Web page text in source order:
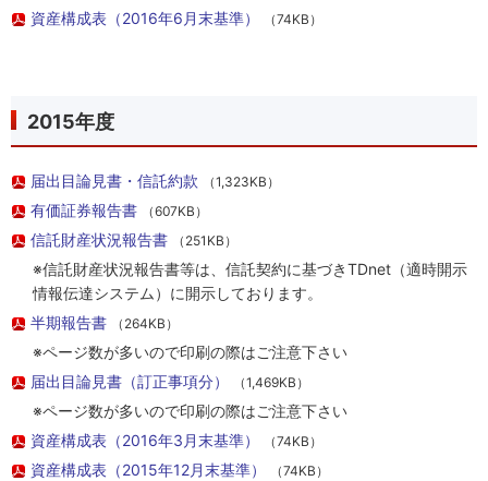
資産構成表（2016年6月末基準） （74KB）
2015年度
届出目論見書・信託約款 （1,323KB）
有価証券報告書 （607KB）
信託財産状況報告書 （251KB）
※信託財産状況報告書等は、信託契約に基づきTDnet（適時開示
情報伝達システム）に開示しております。
半期報告書
（264KB）
※ページ数が多いので印刷の際はご注意下さい
届出目論見書（訂正事項分）
（1,469KB）
※ページ数が多いので印刷の際はご注意下さい
資産構成表（2016年3月末基準）
（74KB）
資産構成表（2015年12月末基準） （74KB）